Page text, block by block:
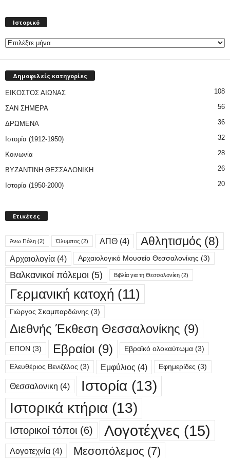
Ιστορικό
Δημοφιλείς κατηγορίες
ΕΙΚΟΣΤΟΣ ΑΙΩΝΑΣ 108
ΣΑΝ ΣΗΜΕΡΑ 56
ΔΡΩΜΕΝΑ 36
Ιστορία (1912-1950) 32
Κοινωνία 28
ΒΥΖΑΝΤΙΝΗ ΘΕΣΣΑΛΟΝΙΚΗ 26
Ιστορία (1950-2000) 20
Ετικέτες
Άνω Πόλη (2) Όλυμπος (2) ΑΠΘ (4) Αθλητισμός (8)
Αρχαιολογία (4) Αρχαιολογικό Μουσείο Θεσσαλονίκης (3)
Βαλκανικοί πόλεμοι (5) Βιβλία για τη Θεσσαλονίκη (2)
Γερμανική κατοχή (11)
Γιώργος Σκαμπαρδώνης (3)
Διεθνής Έκθεση Θεσσαλονίκης (9)
ΕΠΟΝ (3) Εβραίοι (9) Εβραϊκό ολοκαύτωμα (3)
Ελευθέριος Βενιζέλος (3) Εμφύλιος (4) Εφημερίδες (3)
Θεσσαλονικη (4) Ιστορία (13)
Ιστορικά κτήρια (13)
Ιστορικοί τόποι (6) Λογοτέχνες (15)
Λογοτεχνία (4) Μεσοπόλεμος (7)